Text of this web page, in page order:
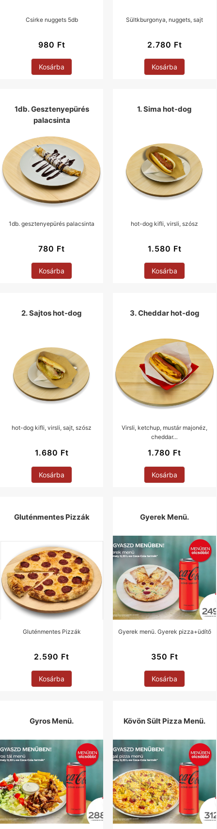
Csirke nuggets 5db
980 Ft
Kosárba
Sültkburgonya, nuggets, sajt
2.780 Ft
Kosárba
1db. Gesztenyepürés
palacsinta
1db. gesztenyepürés palacsinta
780 Ft
Kosárba
1. Sima hot-dog
hot-dog kifli, virsli, szósz
1.580 Ft
Kosárba
2. Sajtos hot-dog
hot-dog kifli, virsli, sajt, szósz
1.680 Ft
Kosárba
3. Cheddar hot-dog
Virsli, ketchup, mustár majonéz,
cheddar…
1.780 Ft
Kosárba
Gluténmentes Pizzák
Gluténmentes Pizzák
2.590 Ft
Kosárba
Gyerek Menü.
Gyerek menü. Gyerek pizza+üdítő
350 Ft
Kosárba
Gyros Menü. Kövön Sült Pizza Menü.